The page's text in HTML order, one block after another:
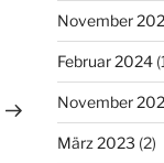
Nächster
November
Februar 2024
November
März 2023 (2)